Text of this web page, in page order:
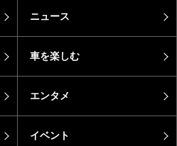
ニュース
車を楽しむ
エンタメ
イベント